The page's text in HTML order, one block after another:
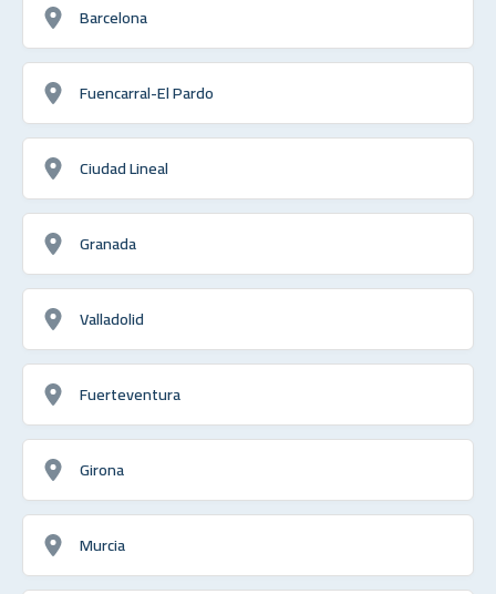
Barcelona
Fuencarral-El Pardo
Ciudad Lineal
Granada
Valladolid
Fuerteventura
Girona
Murcia